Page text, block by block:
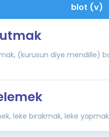
blot (v)
(kurusun diye mendille)
leke bırakmak, leke yapmak